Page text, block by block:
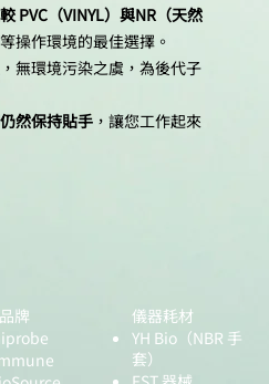
PVC （VINYL）與NR（天然
操作環境的最佳選擇。
無環境污染之虞，為後代子
然保持貼手 ，讓您工作起來
牌
儀器耗材
YH Bio （NBR 手
套）